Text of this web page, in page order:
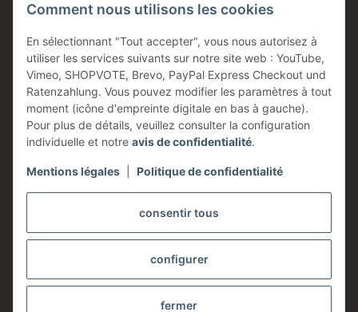
consentir tous
configurer
fermer
Comment nous utilisons les cookies
En sélectionnant "Tout accepter", vous nous autorisez à
utiliser les services suivants sur notre site web : YouTube,
Vimeo, SHOPVOTE, Brevo, PayPal Express Checkout und
Ratenzahlung. Vous pouvez modifier les paramètres à tout
moment (icône d'empreinte digitale en bas à gauche).
Pour plus de détails, veuillez consulter la configuration
individuelle et notre avis de confidentialité.
Mentions légales Politique de confidentialité
Made in Germany
Produits en stock
Entreprise familiale
Conseils technique
Information
Légales
* Tous les prix sont indiqués hors taxes,